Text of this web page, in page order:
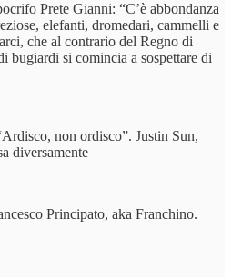
Prete Gianni: “C’è abbondanza
elefanti, dromedari, cammelli e
che al contrario del Regno di
bugiardi si comincia a sospettare di
non ordisco”. Justin Sun,
diversamente
Principato, aka Franchino.